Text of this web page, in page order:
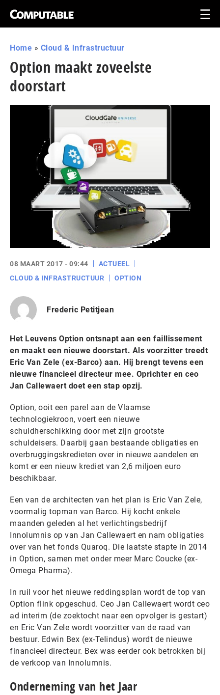
Home » Cloud & Infrastructuur
Option maakt zoveelste
doorstart
08 MAART 2017 - 09:44
ACTUEEL
CLOUD & INFRASTRUCTUUR
OPTION
Frederic Petitjean
Het Leuvens Option ontsnapt aan een faillissement
en maakt een nieuwe doorstart. Als voorzitter treedt
Eric Van Zele (ex-Barco) aan. Hij brengt tevens een
nieuwe financieel directeur mee. Oprichter en ceo
Jan Callewaert doet een stap opzij.
Option, ooit een parel aan de Vlaamse
technologiekroon, voert een nieuwe
schuldherschikking door met zijn grootste
schuldeisers. Daarbij gaan bestaande obligaties en
overbruggingskredieten over in nieuwe aandelen en
komt er een nieuw krediet van 2,6 miljoen euro
beschikbaar.
Een van de architecten van het plan is Eric Van Zele,
voormalig topman van Barco. Hij kocht enkele
maanden geleden al het verlichtingsbedrijf
Innolumnis op van Jan Callewaert en nam obligaties
over van het fonds Quaroq. Die laatste stapte in 2014
in Option, samen met onder meer Marc Coucke (ex-
Omega Pharma).
In ruil voor het nieuwe reddingsplan wordt de top van
Option flink opgeschud. Ceo Jan Callewaert wordt ceo
ad interim (de zoektocht naar een opvolger is gestart)
en Eric Van Zele wordt voorzitter van de raad van
bestuur. Edwin Bex (ex-Telindus) wordt de nieuwe
financieel directeur. Bex was eerder ook betrokken bij
de verkoop van Innolumnis.
Onderneming van het Jaar